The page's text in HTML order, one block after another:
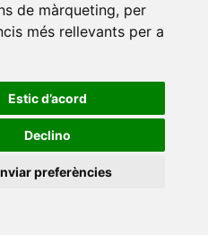
de màrqueting, per
més rellevants per a
Estic d’acord
Declino
preferències